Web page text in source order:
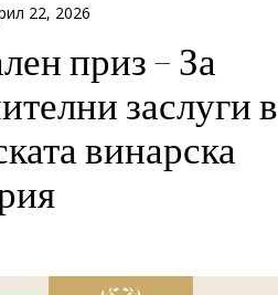
22, 2026
приз – За
заслуги в
винарска